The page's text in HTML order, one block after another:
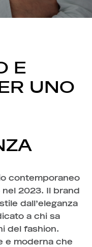
E
UNO
contemporaneo
2023. Il brand
dall’eleganza
a chi sa
del fashion.
e moderna che